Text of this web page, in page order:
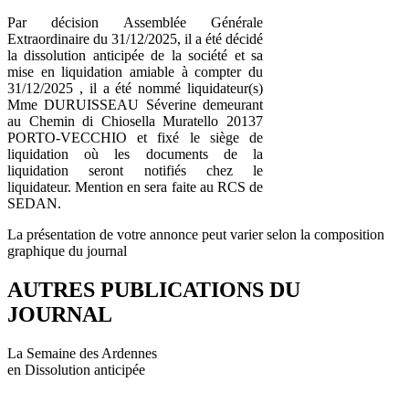
Par décision Assemblée Générale
Extraordinaire du 31/12/2025, il a été décidé
la dissolution anticipée de la société et sa
mise en liquidation amiable à compter du
31/12/2025 , il a été nommé liquidateur(s)
Mme DURUISSEAU Séverine demeurant
au Chemin di Chiosella Muratello 20137
PORTO-VECCHIO et fixé le siège de
liquidation où les documents de la
liquidation seront notifiés chez le
liquidateur. Mention en sera faite au RCS de
SEDAN.
La présentation de votre annonce peut varier selon la composition
graphique du journal
AUTRES PUBLICATIONS DU
JOURNAL
La Semaine des Ardennes
en Dissolution anticipée